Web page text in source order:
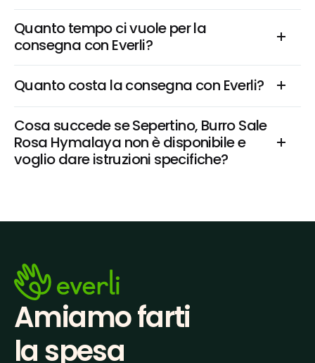
Quanto tempo ci vuole per la
consegna con Everli?
Quanto costa la consegna con Everli?
Cosa succede se Sepertino, Burro Sale
Rosa Hymalaya non è disponibile e
voglio dare istruzioni specifiche?
Amiamo farti
la spesa